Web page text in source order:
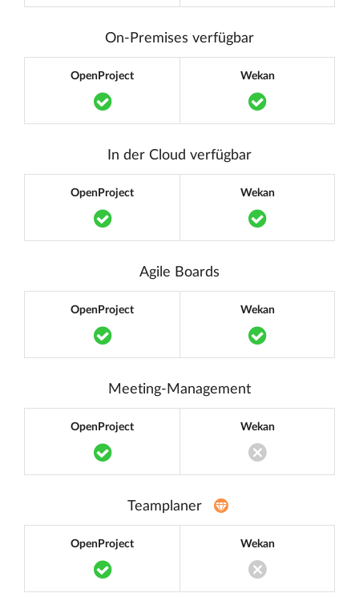
On-Premises verfügbar
OpenProject
Translation missing:
Wekan
In der Cloud verfügbar
OpenProject
Translation missing:
Wekan
Agile Boards
OpenProject
Translation missing:
Wekan
Meeting-Management
OpenProject
Translation missing:
Wekan
Translation
Teamplaner
OpenProject
Translation missing:
Wekan
Translation